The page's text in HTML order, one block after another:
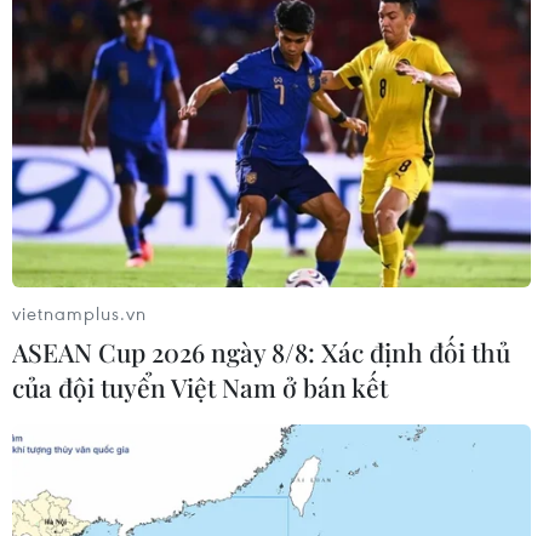
Ngân hàng Trung ương Nhật Bản có thể
tiếp tục tăng lãi suất
Thống đốc Ngân hàng Trung ương Nhật Bản cho biết sẽ
tiếp tục tăng lãi suất nếu nền kinh tế và giá cả hàng
hóa của Nhật Bản diễn biến theo dự đoán của ngân
hàng này.
vietnamplus.vn
ASEAN Cup 2026 ngày 8/8: Xác định đối thủ
của đội tuyển Việt Nam ở bán kết